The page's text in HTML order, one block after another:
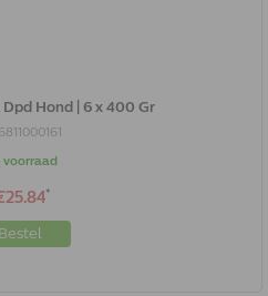
Hond | 6 x 400 Gr
voorraad
*
Bestel